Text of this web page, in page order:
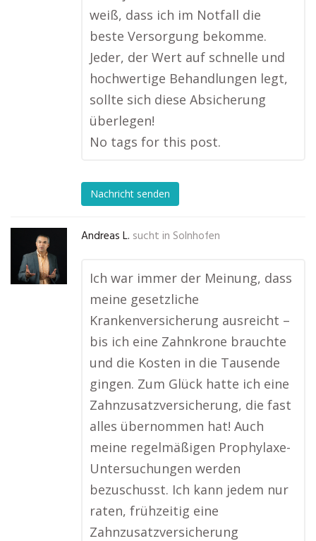
weiß, dass ich im Notfall die
beste Versorgung bekomme.
Jeder, der Wert auf schnelle und
hochwertige Behandlungen legt,
sollte sich diese Absicherung
überlegen!
No tags for this post.
Nachricht senden
Andreas L. sucht in Solnhofen
Ich war immer der Meinung, dass
meine gesetzliche
Krankenversicherung ausreicht –
bis ich eine Zahnkrone brauchte
und die Kosten in die Tausende
gingen. Zum Glück hatte ich eine
Zahnzusatzversicherung, die fast
alles übernommen hat! Auch
meine regelmäßigen Prophylaxe-
Untersuchungen werden
bezuschusst. Ich kann jedem nur
raten, frühzeitig eine
Zahnzusatzversicherung